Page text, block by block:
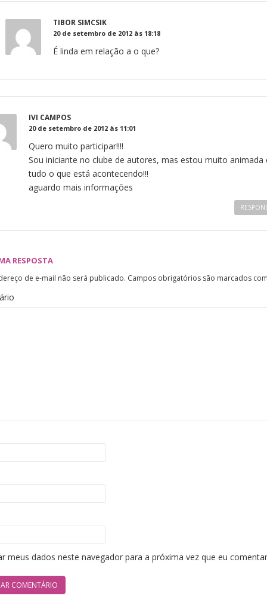
TIBOR SIMCSIK
20 de setembro de 2012 às 18:18
É linda em relação a o que?
IVI CAMPOS
20 de setembro de 2012 às 11:01
Quero muito participar!!!!
Sou iniciante no clube de autores, mas estou muito animada
tudo o que está acontecendo!!!
aguardo mais informações
RESPOSTA
de e-mail não será publicado. Campos obrigatórios são marcados com
meus dados neste navegador para a próxima vez que eu